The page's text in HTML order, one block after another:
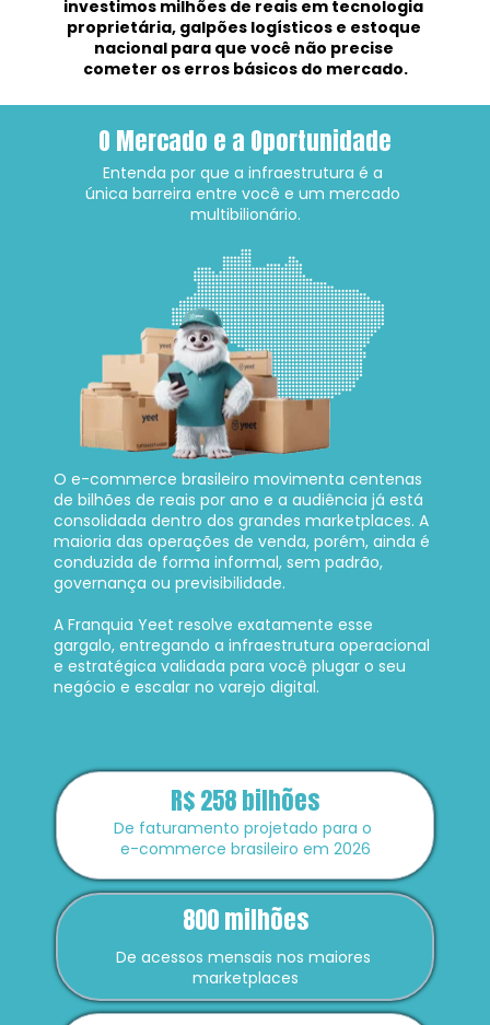
investimos milhões de reais em tecnologia
proprietária, galpões logísticos e estoque
nacional para que você não precise
cometer os erros básicos do mercado.
O Mercado e a Oportunidade
Entenda por que a infraestrutura é a
única barreira entre você e um mercado
multibilionário.
O e-commerce brasileiro movimenta centenas
de bilhões de reais por ano e a audiência já está
consolidada dentro dos grandes marketplaces. A
maioria das operações de venda, porém, ainda é
conduzida de forma informal, sem padrão,
governança ou previsibilidade.
A Franquia Yeet resolve exatamente esse
gargalo, entregando a infraestrutura operacional
e estratégica validada para você plugar o seu
negócio e escalar no varejo digital.
R$ 258 bilhões
800 milhões
De faturamento projetado para o
e-commerce brasileiro em 2026
De acessos mensais nos maiores
marketplaces